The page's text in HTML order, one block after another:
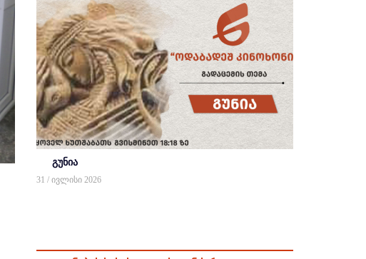
გუნია
31 / ივლისი 2026